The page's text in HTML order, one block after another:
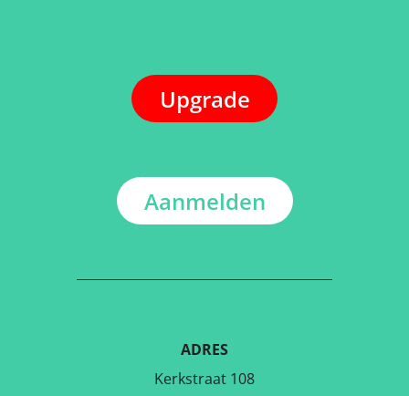
Upgrade
Aanmelden
ADRES
Kerkstraat 108